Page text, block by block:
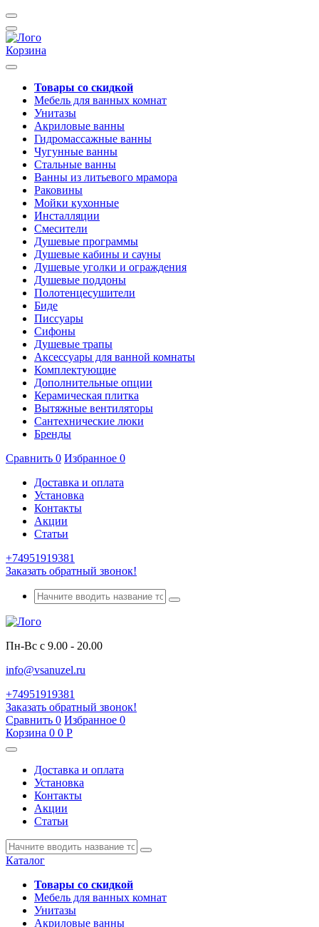
Корзина
Товары со скидкой
Мебель для ванных комнат
Унитазы
Акриловые ванны
Гидромассажные ванны
Чугунные ванны
Стальные ванны
Ванны из литьевого мрамора
Раковины
Мойки кухонные
Инсталляции
Смесители
Душевые программы
Душевые кабины и сауны
Душевые уголки и ограждения
Душевые поддоны
Полотенцесушители
Биде
Писсуары
Сифоны
Душевые трапы
Аксессуары для ванной комнаты
Комплектующие
Дополнительные опции
Керамическая плитка
Вытяжные вентиляторы
Сантехнические люки
Бренды
Сравнить 0 Избранное 0
Доставка и оплата
Установка
Контакты
Акции
Статьи
+74951919381
Заказать обратный звонок!
Пн-Вс с 9.00 - 20.00
info@vsanuzel.ru
+74951919381
Заказать обратный звонок!
Сравнить 0 Избранное 0
Корзина 0 0 Р
Доставка и оплата
Установка
Контакты
Акции
Статьи
Каталог
Товары со скидкой
Мебель для ванных комнат
Унитазы
Акриловые ванны